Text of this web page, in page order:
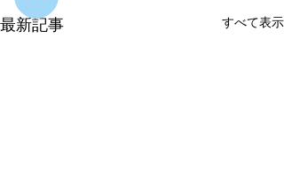
最新記事 すべて表示